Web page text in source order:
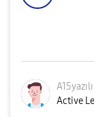
Active